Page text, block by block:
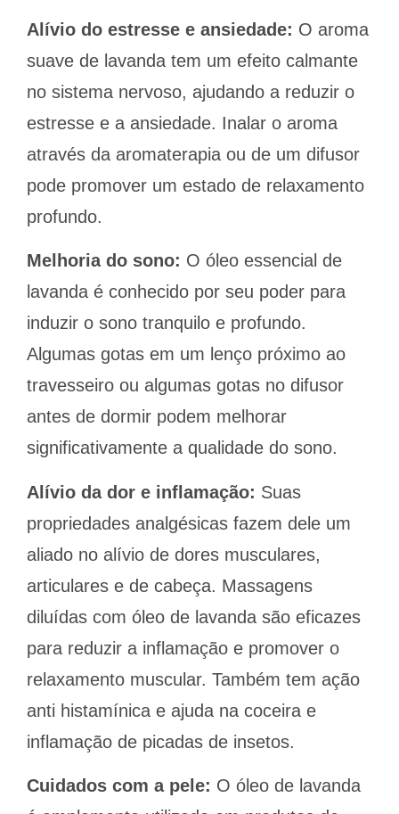
Alívio do estresse e ansiedade: O aroma
suave de lavanda tem um efeito calmante
no sistema nervoso, ajudando a reduzir o
estresse e a ansiedade. Inalar o aroma
através da aromaterapia ou de um difusor
pode promover um estado de relaxamento
profundo.
Melhoria do sono: O óleo essencial de
lavanda é conhecido por seu poder para
induzir o sono tranquilo e profundo.
Algumas gotas em um lenço próximo ao
travesseiro ou algumas gotas no difusor
antes de dormir podem melhorar
significativamente a qualidade do sono.
Alívio da dor e inflamação: Suas
propriedades analgésicas fazem dele um
aliado no alívio de dores musculares,
articulares e de cabeça. Massagens
diluídas com óleo de lavanda são eficazes
para reduzir a inflamação e promover o
relaxamento muscular. Também tem ação
anti histamínica e ajuda na coceira e
inflamação de picadas de insetos.
Cuidados com a pele: O óleo de lavanda